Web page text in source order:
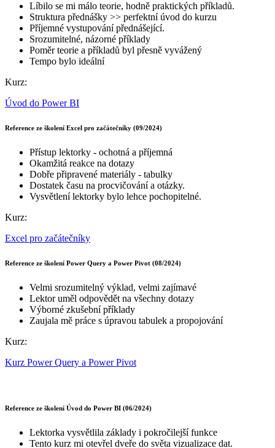
Líbilo se mi málo teorie, hodně praktických příkladů.
Struktura přednášky >> perfektní úvod do kurzu
Příjemné vystupování přednášející.
Srozumitelné, názorné příklady
Poměr teorie a příkladů byl přesně vyvážený
Tempo bylo ideální
Kurz:
Úvod do Power BI
Reference ze školení Excel pro začátečníky (09/2024)
Přístup lektorky - ochotná a příjemná
Okamžitá reakce na dotazy
Dobře připravené materiály - tabulky
Dostatek času na procvičování a otázky.
Vysvětlení lektorky bylo lehce pochopitelné.
Kurz:
Excel pro začátečníky
Reference ze školení Power Query a Power Pivot (08/2024)
Velmi srozumitelný výklad, velmi zajímavé
Lektor uměl odpovědět na všechny dotazy
Výborné zkušební příklady
Zaujala mě práce s úpravou tabulek a propojování
Kurz:
Kurz Power Query a Power Pivot
Reference ze školení Úvod do Power BI (06/2024)
Lektorka vysvětlila základy i pokročilejší funkce
Tento kurz mi otevřel dveře do světa vizualizace dat.